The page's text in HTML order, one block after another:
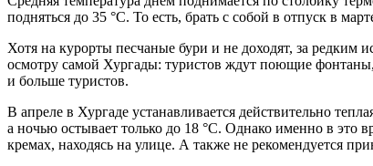
подняться до 35 °С. То есть, брать с собой в отпуск в
Хотя на курорты песчаные бури и не доходят, за
осмотру самой Хургады: туристов ждут поющие
и больше туристов.
В апреле в Хургаде устанавливается действительно
а ночью остывает только до 18 °С. Однако именно в это
кремах, находясь на улице. А также не рекомендуется